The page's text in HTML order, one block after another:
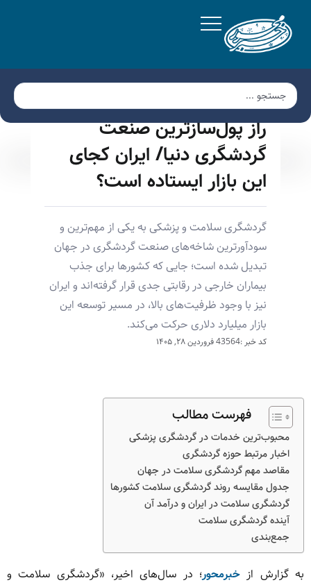
راز پول‌سازترین صنعت
گردشگری دنیا/ ایران کجای
این بازار ایستاده است؟
گردشگری سلامت و پزشکی به یکی از مهم‌ترین و
سودآورترین شاخه‌های صنعت گردشگری در جهان
تبدیل شده است؛ جایی که کشورها برای جذب
بیماران خارجی در رقابتی جدی قرار گرفته‌اند و ایران
نیز با وجود ظرفیت‌های بالا، در مسیر توسعه این
بازار میلیارد دلاری حرکت می‌کند.
کد خبر :43564 فروردین ۲۸, ۱۴۰۵
فهرست مطالب
محبوب‌ترین خدمات در گردشگری پزشکی
اخبار مرتبط حوزه گردشگری
مقاصد مهم گردشگری سلامت در جهان
جدول مقایسه روند گردشگری سلامت کشورها
گردشگری سلامت در ایران و درآمد آن
آینده گردشگری سلامت
جمع‌بندی
به گزارش از خبرمحور؛ در سال‌های اخیر، «گردشگری سلامت و